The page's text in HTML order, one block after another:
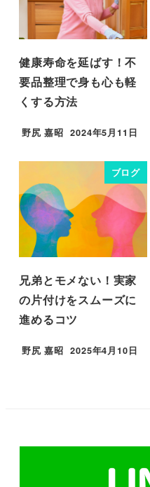
健康寿命を延ばす！不
要品整理で身も心も軽
くする方法
野尻 嘉昭
投稿日
2024年5月11日
ブログ
兄弟とモメない！実家
の片付けをスムーズに
進めるコツ
野尻 嘉昭
投稿日
2025年4月10日